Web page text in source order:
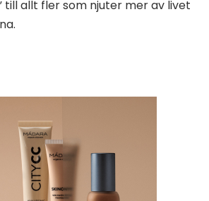
till allt fler som njuter mer av livet